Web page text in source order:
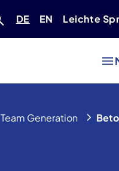
Deutsch
DE Englisch
EN Leichte
Team Generation